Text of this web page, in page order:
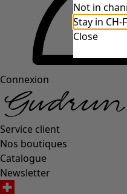
Connexion
Service client
Nos boutiques
Catalogue
Newsletter
Not in
Stay in CH-
Close